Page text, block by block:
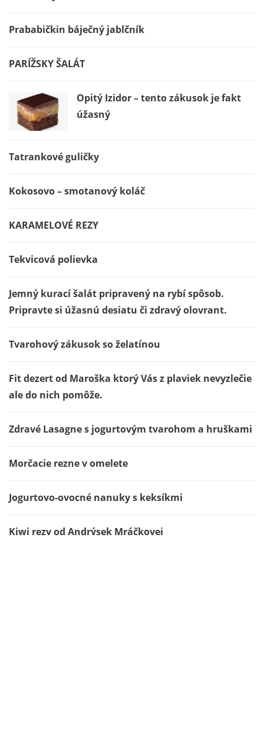
Prababičkin báječný jablčník
PARÍŽSKY ŠALÁT
Opitý Izidor – tento zákusok je fakt
úžasný
Tatrankové guličky
Kokosovo – smotanový koláč
KARAMELOVÉ REZY
Tekvicová polievka
Jemný kurací šalát pripravený na rybí spôsob.
Pripravte si úžasnú desiatu či zdravý olovrant.
Tvarohový zákusok so želatínou
Fit dezert od Maroška ktorý Vás z plaviek nevyzlečie
ale do nich pomôže.
Zdravé Lasagne s jogurtovým tvarohom a hruškami
Morčacie rezne v omelete
Jogurtovo-ovocné nanuky s keksíkmi
Kiwi rezy od Andrýsek Mráčkovej